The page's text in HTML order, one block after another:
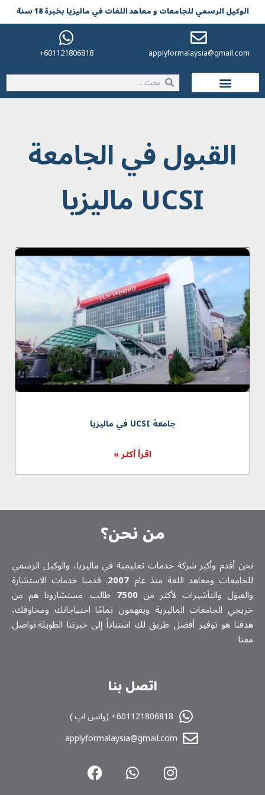
الوکیل الرسمي للجامعات و معاهد اللغات في مالیزیا بخبرة 18 سنة
applyformalaysia@gmail.com
601121806818+
القبول في الجامعة
UCSI ماليزيا
جامعة UCSI في مالیزیا
اقرأ أكثر »
من نحن؟
نحن أقدم وأكبر شركة خدمات تعلیمیة في ماليزيا، والوكيل الرسمي
للجامعات ومعاهد اللغة منذ عام 2007. قدمنا خدمات الاستشارة
والقبول والتأشيرات لأكثر من7500 طالب. مستشارونا هم من
خريجي الجامعات الماليزية ويفهمون تمامًا احتياجاتك ومخاوفك،
هدفنا هو توفير أفضل طريق لك استناداً إلى خبرتنا الطويلة.تواصل
معنا
اتصل بنا
601121806818+ (واتس اپ )
applyformalaysia@gmail.com